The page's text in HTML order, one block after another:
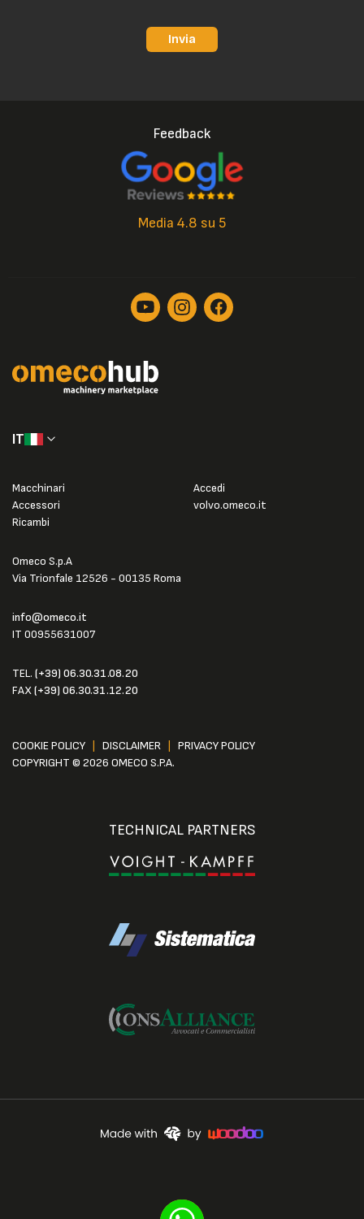
Invia
Feedback
Media 4.8 su 5
IT
Omeco S.p.A
Via Trionfale 12526 - 00135 Roma
info@omeco.it
IT 00955631007
TEL. (+39) 06.30.31.08.20
FAX(+39) 06.30.31.12.20
Macchinari
Accessori
Ricambi
Accedi
volvo.omeco.it
COOKIE POLICY DISCLAIMER
PRIVACY POLICY
COPYRIGHT © 2026 OMECO S.P.A.
TECHNICAL PARTNERS